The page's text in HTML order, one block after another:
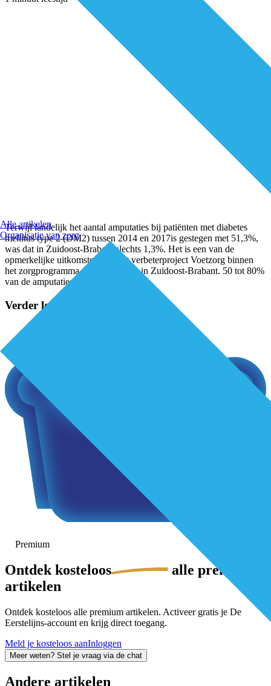
Alle artikelen
Organisatie van zorg
Terwijl landelijk het aantal amputaties bij patiënten met diabetes
mellitus type 2 (DM2) tussen 2014 en 2017is gestegen met 51,3%,
was dat in Zuidoost-Brabant slechts 1,3%. Het is een van de
opmerkelijke uitkomsten van het verbeterproject Voetzorg binnen
het zorgprogramma diabetes type 2 in Zuidoost-Brabant. 50 tot 80%
van de amputaties
Verder lezen?
Premium
Ontdek kosteloos
alle premium-
artikelen
Ontdek kosteloos alle premium artikelen. Activeer gratis je De
Eerstelijns-account en krijg direct toegang.
Meld je kosteloos aanInloggen
Meer weten? Stel je vraag via de chat
Andere artikelen